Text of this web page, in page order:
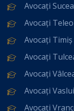
Avocați
Avocați
Avocați Timiș
Avocați
Avocați
Avocați Vaslui
Avocați